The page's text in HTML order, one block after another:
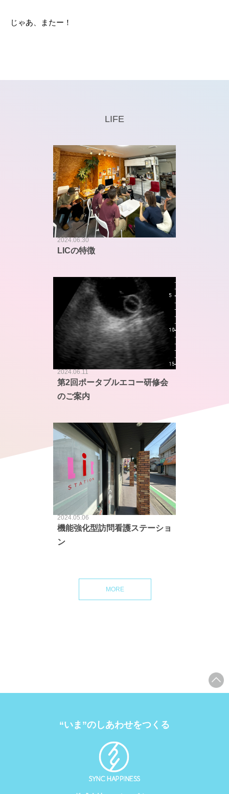
じゃあ、またー！
LIFE
2024.06.30
LICの特徴
2024.06.11
第2回ポータブルエコー研修会
のご案内
2024.05.06
機能強化型訪問看護ステーショ
ン
MORE
“いま”のしあわせをつくる